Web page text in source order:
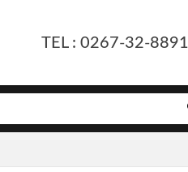
TEL : 0267-32-8891